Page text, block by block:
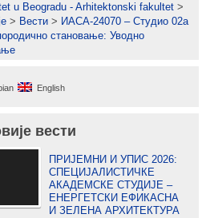
u Beogradu - Arhitektonski fakultet >
> Вести > ИАСА-24070 – Студио 02а
становање: Уводно
English
вести
ПРИЈЕМНИ И УПИС 2026:
СПЕЦИЈАЛИСТИЧКЕ
АКАДЕМСКЕ СТУДИЈЕ –
ЕНЕРГЕТСКИ ЕФИКАСНА
И ЗЕЛЕНА АРХИТЕКТУРА